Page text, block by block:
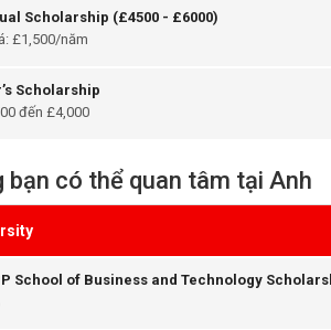
Scholarship (£4500 - £6000)
£1,500/năm
Scholarship
đến £4,000
bạn có thể quan tâm tại Anh
School of Business and Technology